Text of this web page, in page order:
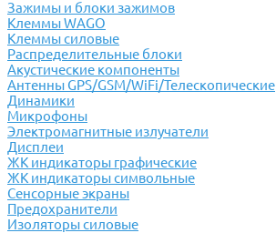
Зажимы и блоки зажимов
Клеммы WAGO
Клеммы силовые
Распределительные блоки
Акустические компоненты
Антенны GPS/GSM/WiFi/Телескопические
Динамики
Микрофоны
Электромагнитные излучатели
Дисплеи
ЖК индикаторы графические
ЖК индикаторы символьные
Сенсорные экраны
Предохранители
Изоляторы силовые